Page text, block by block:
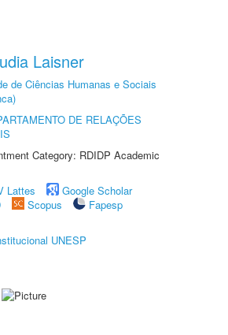
Laisner
de Ciências Humanas e Sociais
DE RELAÇÕES
Category: RDIDP Academic
Lattes
Google Scholar
Scopus
Fapesp
UNESP